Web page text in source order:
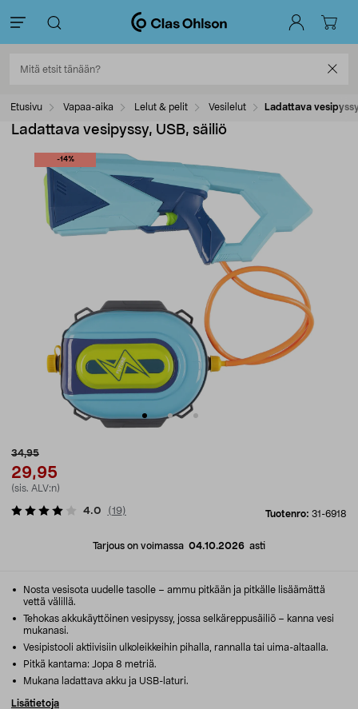
Etusivu Vapaa-aika Lelut & pelit Vesilelut Ladattava
Ladattava vesipyssy, USB, säiliö
-14%
34,95
29,95
(sis. ALV:n)
Tuotenro: 31-6918
4.0 (19)
Tarjous on voimassa 04.10.2026 asti
Nosta vesisota uudelle tasolle – ammu pitkään ja pitkälle lisäämättä
vettä välillä.
Tehokas akkukäyttöinen vesipyssy, jossa selkäreppusäiliö – kanna vesi
mukanasi.
Vesipistooli aktiivisiin ulkoleikkeihin pihalla, rannalla tai uima-altaalla.
Pitkä kantama: Jopa 8 metriä.
Mukana ladattava akku ja USB-laturi.
Lisätietoja